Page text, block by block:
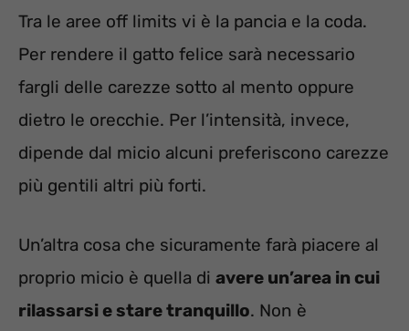
Tra le aree off limits vi è la pancia e la coda.
Per rendere il gatto felice sarà necessario
fargli delle carezze sotto al mento oppure
dietro le orecchie. Per l’intensità, invece,
dipende dal micio alcuni preferiscono carezze
più gentili altri più forti.
Un’altra cosa che sicuramente farà piacere al
proprio micio è quella di avere un’area in cui
rilassarsi e stare tranquillo. Non è